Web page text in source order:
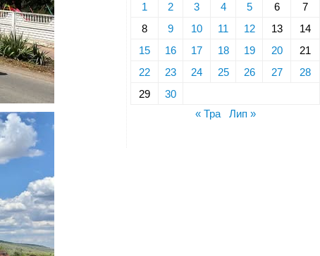
1 2 3 4 5 6
7
8
9 10 11 12 13
14
15
16 17 18 19 20
21
22
23 24 25 26 27
28
29
30
« Тра
Лип »